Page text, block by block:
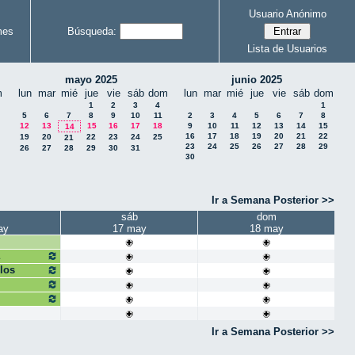
Búsqueda:
Usuario Anónimo
Lista de Usuarios
mayo 2025
lun mar mié jue vie sáb dom
1 2 3
4
5
6 7 8 9 10
11
12
13 14 15 16 17
18
19
20 21 22 23 24
25
26
27 28 29 30 31
junio 2025
lun mar mié jue vie sáb dom
1
2
3 4 5 6 7
8
9
10 11 12 13 14
15
16
17 18 19 20 21
22
23
24 25 26 27 28
29
30
Ir a Semana Posterior >>
sáb
17 may
dom
18 may
Ir a Semana Posterior >>